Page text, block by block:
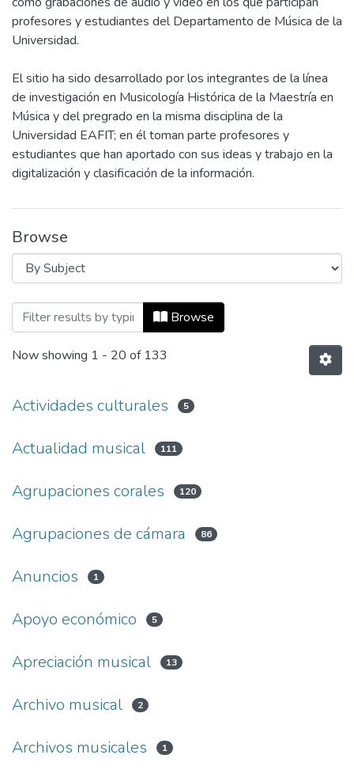
profesores y estudiantes del Departamento de Música de la
Universidad.
El sitio ha sido desarrollado por los integrantes de la línea
de investigación en Musicología Histórica de la Maestría en
Música y del pregrado en la misma disciplina de la
Universidad EAFIT; en él toman parte profesores y
estudiantes que han aportado con sus ideas y trabajo en la
digitalización y clasificación de la información.
Browse
Browsing Patrimonio Musical by Subject
Browse
Now showing 1 - 20 of 133
Actividades culturales 5
Actualidad musical 111
Agrupaciones corales 120
Agrupaciones de cámara 86
Anuncios 1
Apoyo económico 5
Apreciación musical 13
Archivo musical 2
Archivos musicales 1